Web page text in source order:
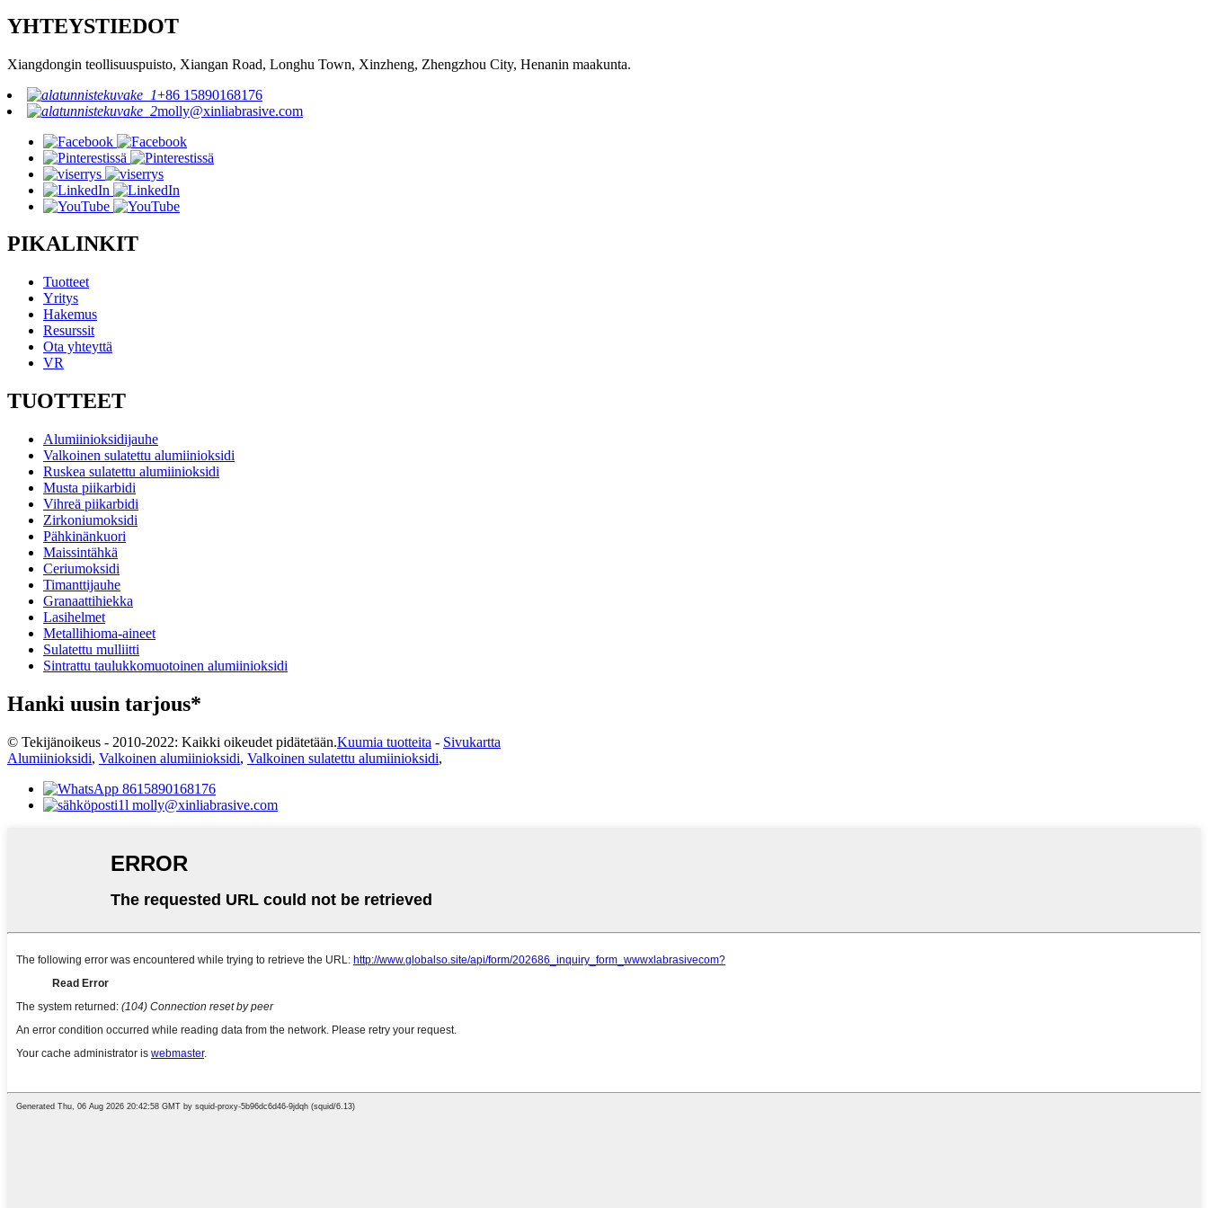
YHTEYSTIEDOT
Xiangdongin teollisuuspuisto, Xiangan Road, Longhu Town, Xinzheng, Zhengzhou City, Henanin maakunta.
+86 15890168176
molly@xinliabrasive.com
PIKALINKIT
Tuotteet
Yritys
Hakemus
Resurssit
Ota yhteyttä
VR
TUOTTEET
Alumiinioksidijauhe
Valkoinen sulatettu alumiinioksidi
Ruskea sulatettu alumiinioksidi
Musta piikarbidi
Vihreä piikarbidi
Zirkoniumoksidi
Pähkinänkuori
Maissintähkä
Ceriumoksidi
Timanttijauhe
Granaattihiekka
Lasihelmet
Metallihioma-aineet
Sulatettu mulliitti
Sintrattu taulukkomuotoinen alumiinioksidi
Hanki uusin tarjous*
© Tekijänoikeus - 2010-2022: Kaikki oikeudet pidätetään.Kuumia tuotteita - Sivukartta
Alumiinioksidi, Valkoinen alumiinioksidi, Valkoinen sulatettu alumiinioksidi,
8615890168176
molly@xinliabrasive.com